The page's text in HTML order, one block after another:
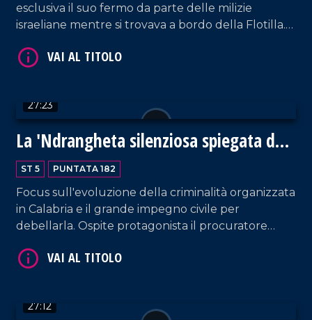
esclusiva il suo fermo da parte delle milizie
israeliane mentre si trovava a bordo della Flotilla.
Bossio, per fare il punto su quanto ancora sta
27:23
La 'Ndrangheta silenziosa spiegata da
Borrelli
ST 5 PUNTATA 182
Focus sull'evoluzione della criminalità organizzata
in Calabria e il grande impegno civile per
debellarla. Ospite protagonista il procuratore
contornata dai commenti del prof. Costabile.
27:12
VAI AL TITOLO